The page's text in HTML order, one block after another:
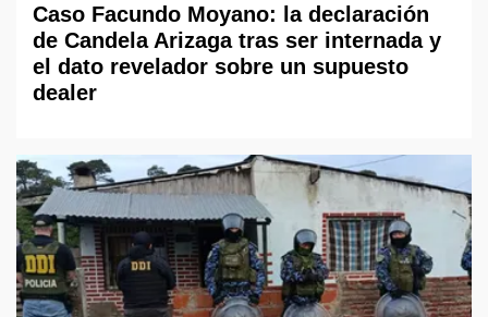
Caso Facundo Moyano: la declaración
de Candela Arizaga tras ser internada y
el dato revelador sobre un supuesto
dealer